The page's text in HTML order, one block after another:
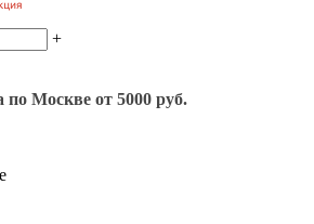
+
по Москве от 5000 руб.